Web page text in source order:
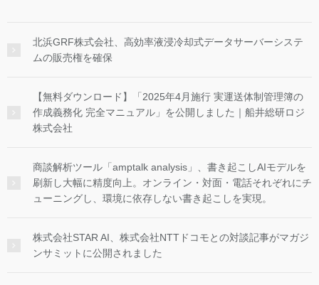
北浜GRF株式会社、高効率液浸冷却式データサーバーシステ
ムの販売権を確保
【無料ダウンロード】「2025年4月施行 実運送体制管理簿の
作成義務化 完全マニュアル」を公開しました｜船井総研ロジ
株式会社
商談解析ツール「amptalk analysis」、書き起こしAIモデルを
刷新し大幅に精度向上。オンライン・対面・電話それぞれにチ
ューニングし、環境に依存しない書き起こしを実現。
株式会社STAR AI、株式会社NTTドコモとの対談記事がマガジ
ンサミットに公開されました